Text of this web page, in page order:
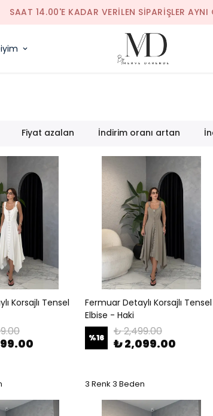
SAAT 14.00'E KADAR VERILEN SIPARIŞLER
Fiyat azalan İndirim oranı artan
Korsajlı Tensel
Fermuar Detaylı Korsajlı Tensel
Elbise - Haki
%16 ₺ 2,499.00
₺ 2,099.00
3 Renk 3 Beden